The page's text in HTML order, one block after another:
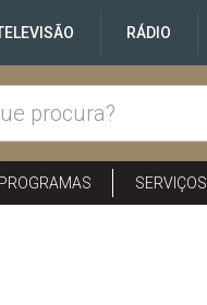
RÁDIO
PROGRAMAS SERVIÇOS